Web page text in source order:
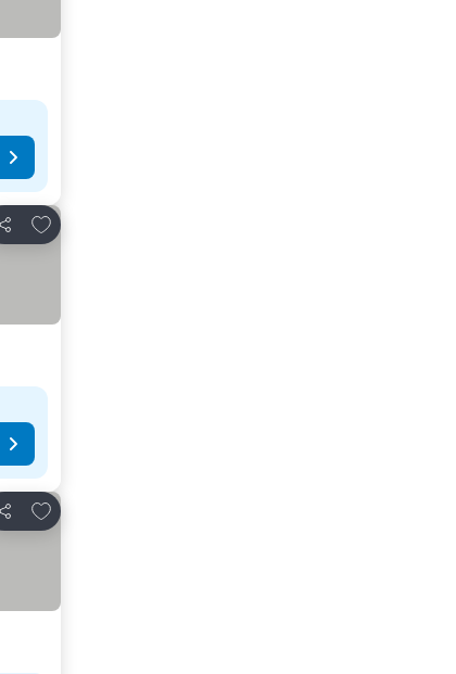
Κοινοποίηση
Προσθήκη στα αγαπημένα
Κοινοποίηση
Προσθήκη στα αγαπημένα